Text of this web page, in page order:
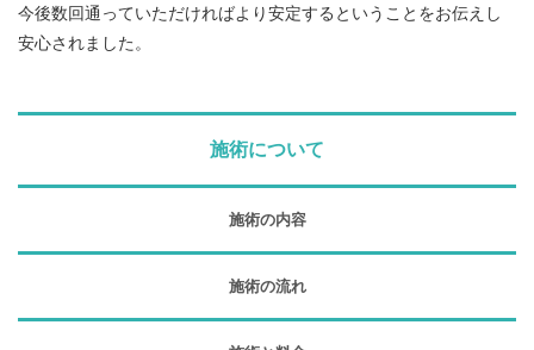
今後数回通っていただければより安定するということをお伝えし
安心されました。
施術について
施術の内容
施術の流れ